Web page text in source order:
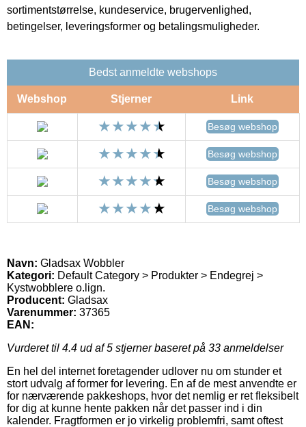
sortimentstørrelse, kundeservice, brugervenlighed,
betingelser, leveringsformer og betalingsmuligheder.
Bedst anmeldte webshops
Webshop Stjerner Link
Besøg webshop
Besøg webshop
Besøg webshop
Besøg webshop
Navn: Gladsax Wobbler
Kategori: Default Category > Produkter > Endegrej >
Kystwobblere o.lign.
Producent: Gladsax
Varenummer: 37365
EAN:
Vurderet til 4.4 ud af 5 stjerner baseret på 33 anmeldelser
En hel del internet foretagender udlover nu om stunder et
stort udvalg af former for levering. En af de mest anvendte er
for nærværende pakkeshops, hvor det nemlig er ret fleksibelt
for dig at kunne hente pakken når det passer ind i din
kalender. Fragtformen er jo virkelig problemfri, samt oftest